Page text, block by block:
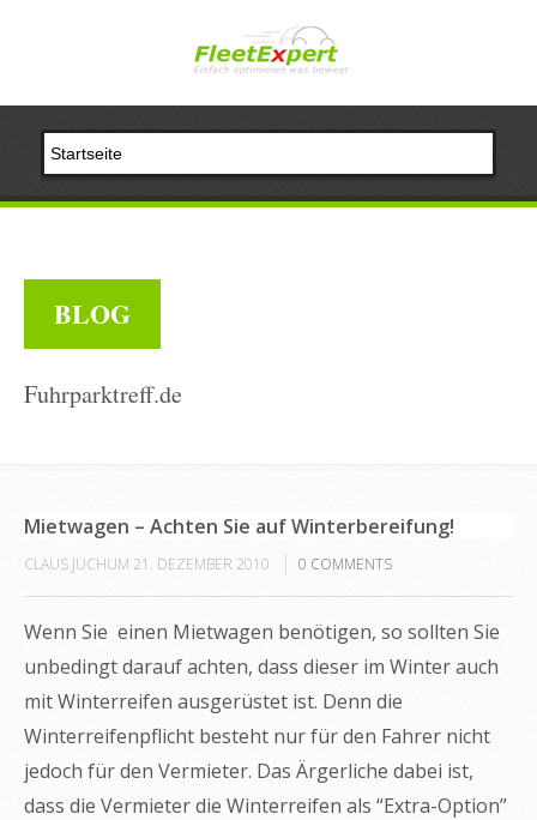
BLOG
Fuhrparktreff.de
Mietwagen – Achten Sie auf Winterbereifung!
CLAUS JUCHUM 21. DEZEMBER 2010 0 COMMENTS
Wenn Sie einen Mietwagen benötigen, so sollten Sie
unbedingt darauf achten, dass dieser im Winter auch
mit Winterreifen ausgerüstet ist. Denn die
Winterreifenpflicht besteht nur für den Fahrer nicht
jedoch für den Vermieter. Das Ärgerliche dabei ist,
dass die Vermieter die Winterreifen als “Extra-Option”